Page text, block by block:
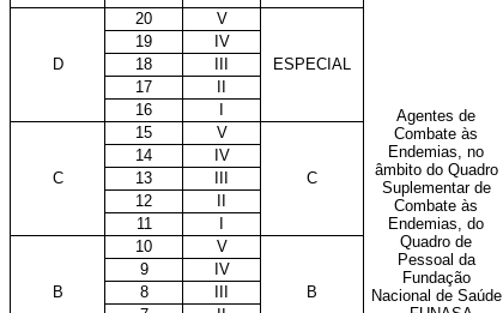
Agentes de
Combate às
Endemias, no
âmbito do Quadro
Suplementar de
Combate às
Endemias, do
Quadro de
Pessoal da
Fundação
Nacional de Saúde
D
20 V
ESPECIAL
19
IV
18
17
16
C
15 V
C
14
IV
13
12
11
B
10 V
B
9
IV
8